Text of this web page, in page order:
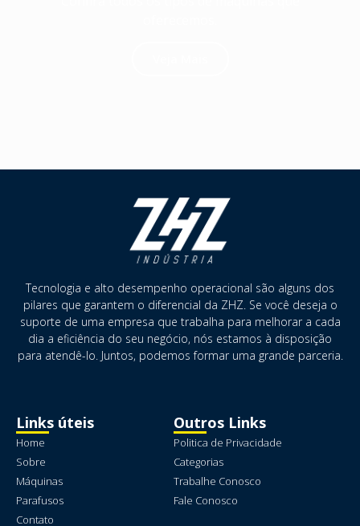
Tecnologia e alto desempenho operacional são alguns dos
pilares que garantem o diferencial da ZHZ. Se você deseja o
suporte de uma empresa que trabalha para melhorar a cada
dia a eficiência do seu negócio, nós estamos à disposição
para atendê-lo. Juntos, podemos formar uma grande parceria.
Links úteis
Home
Sobre
Máquinas
Parafusos
Contato
Outros Links
Politica de Privacidade
Categorias
Trabalhe Conosco
Fale Conosco